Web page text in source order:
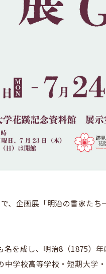
、企画展「明治の書家た
を成し、明治8（1875）
学校高等学校・短期大学